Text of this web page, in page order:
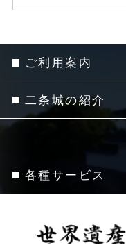
ご利用案内
二条城の紹介
各種サービス